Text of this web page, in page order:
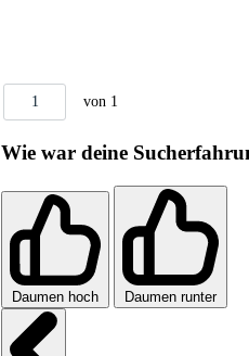
1 von 1
Wie war deine
Daumen hoch Daumen runter